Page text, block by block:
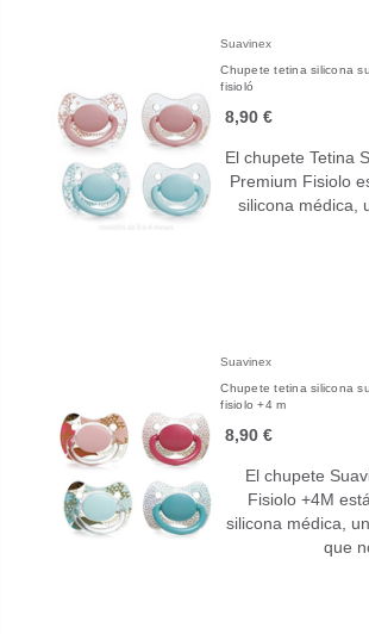
Suavinex
Chupete tetina silicona
fisioló
8,90 €
El chupete Tetina
Premium Fisiolo
silicona médica,
Suavinex
Chupete tetina silicona
fisiolo +4 m
8,90 €
El chupete
Fisiolo +4M
silicona médica,
que